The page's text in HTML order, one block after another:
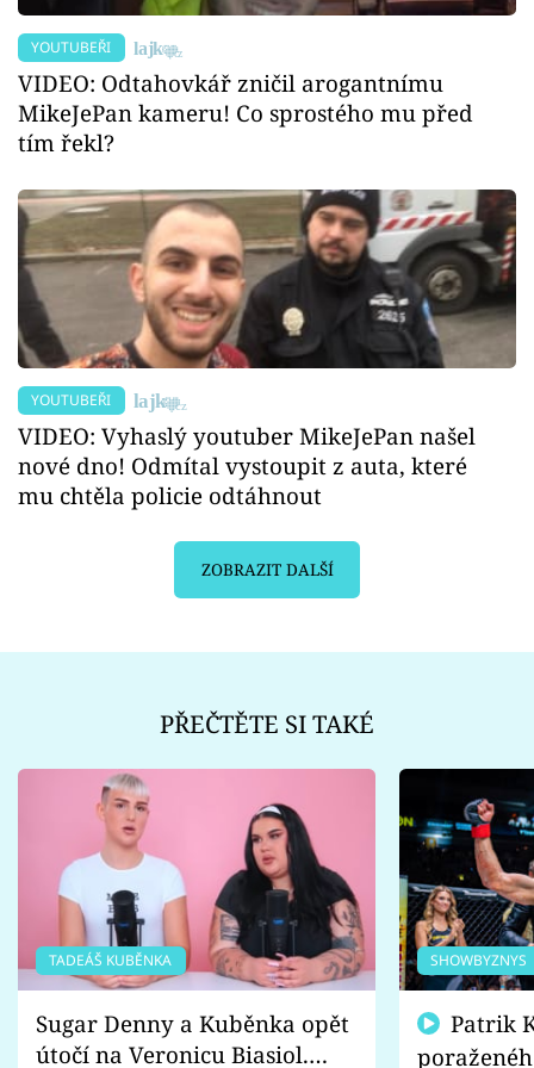
YOUTUBEŘI
VIDEO: Odtahovkář zničil arogantnímu
MikeJePan kameru! Co sprostého mu před
tím řekl?
YOUTUBEŘI
VIDEO: Vyhaslý youtuber MikeJePan našel
nové dno! Odmítal vystoupit z auta, které
mu chtěla policie odtáhnout
ZOBRAZIT DALŠÍ
PŘEČTĚTE SI TAKÉ
TADEÁŠ KUBĚNKA
Sugar Denny a Kuběnka opět
útočí na Veronicu Biasiol.
SHOWBYZNYS